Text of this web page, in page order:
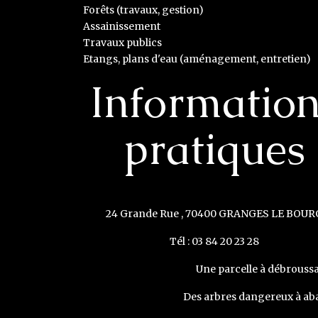
Forêts (travaux, gestion)
Assainissement
Travaux publics
Etangs, plans d'eau (aménagement, entretien)
pratiques
24 Grande Rue , 70400 GRANGES LE
Tél : 03 84 20 23 28
Une parcelle à
Des arbres dangereux à